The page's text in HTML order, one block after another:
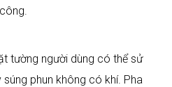
tường người dùng có thể sử
phun không có khí. Pha